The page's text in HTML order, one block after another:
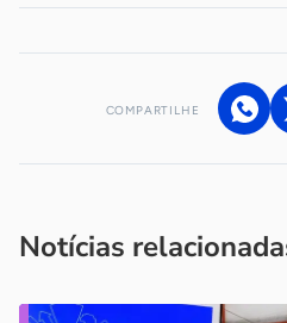
COMPARTILHE
Notícias